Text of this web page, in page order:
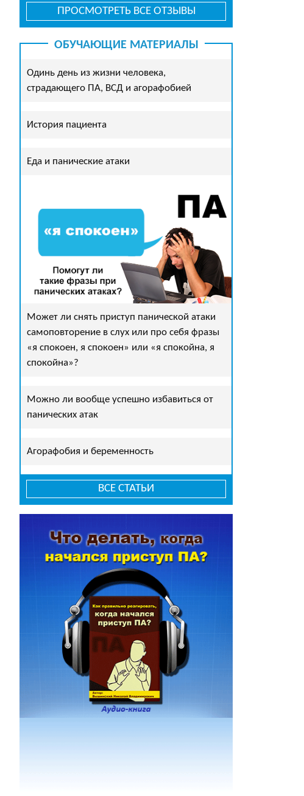
ПРОСМОТРЕТЬ ВСЕ ОТЗЫВЫ
ОБУЧАЮЩИЕ МАТЕРИАЛЫ
Одинь день из жизни человека,
страдающего ПА, ВСД и агорафобией
История пациента
Еда и панические атаки
Может ли снять приступ панической атаки
самоповторение в слух или про себя фразы
«я спокоен, я спокоен» или «я спокойна, я
спокойна»?
Можно ли вообще успешно избавиться от
панических атак
Агорафобия и беременность
ВСЕ СТАТЬИ